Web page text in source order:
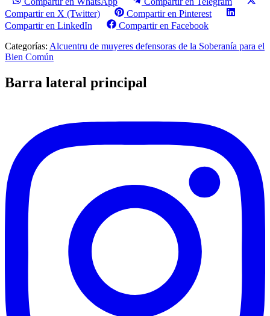
Compartir en X (Twitter)
Compartir en Pinterest
Compartir en LinkedIn
Compartir en Facebook
Categorías: Alcuentru de muyeres defensoras de la Soberanía para el
Bien Común
Barra lateral principal